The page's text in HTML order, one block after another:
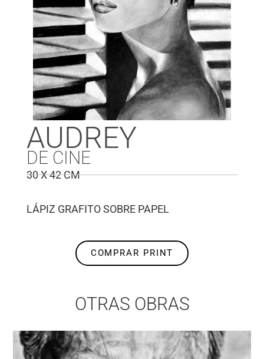
AUDREY
DE CINE
30 X 42 CM
LÁPIZ GRAFITO SOBRE PAPEL
COMPRAR PRINT
OTRAS OBRAS